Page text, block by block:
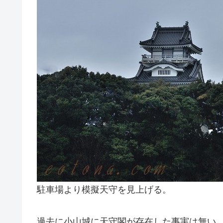
駐車場より模擬天守を見上げる。